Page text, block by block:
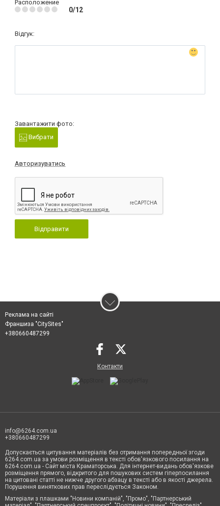
Расположение
0/12
Відгук:
Завантажити фото:
Вибрати
Авторизуватись
Відправити
Реклама на сайті
Франшиза "CitySites"
+380660487299
Контакти
info@6264.com.ua
+380660487299
Допускається цитування матеріалів без отримання попередньої згоди
6264.com.ua за умови розміщення в тексті обов'язкового посилання на
6264.com.ua - Сайт міста Краматорська. Для інтернет-видань обов'язкове
розміщення прямого, відкритого для пошукових систем гіперпосилання
на цитовані статті не нижче другого абзацу в тексті або в якості джерела.
Порушення виняткових прав переслідується Законом.
Матеріали з плашками "Новини компаній", "Промо", "Партнерський